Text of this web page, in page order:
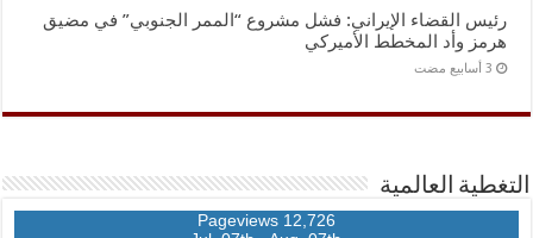
رئيس القضاء الإيراني: فشل مشروع “الممر الجنوبي” في مضيق
هرمز وأد المخطط الأميركي
التغطية العالمية
12,726 Pageviews